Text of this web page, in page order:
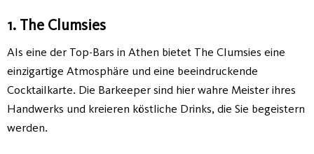
1. The Clumsies
Als eine der Top-Bars in Athen bietet The Clumsies eine
einzigartige Atmosphäre und eine beeindruckende
Cocktailkarte. Die Barkeeper sind hier wahre Meister ihres
Handwerks und kreieren köstliche Drinks, die Sie begeistern
werden.